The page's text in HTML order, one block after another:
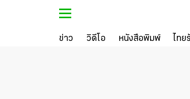
ข่าว วิดีโอ หนังสือพิมพ์ ไทย